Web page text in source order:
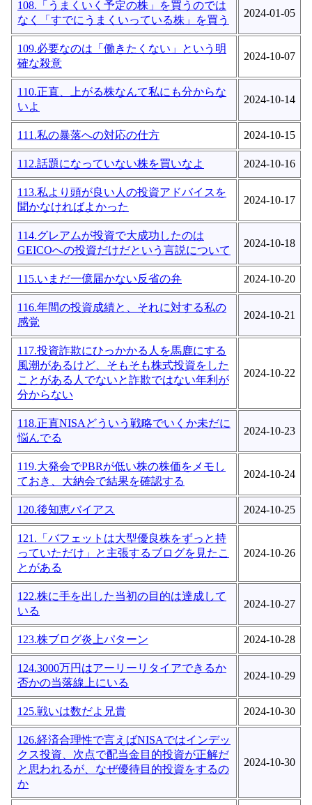
108.「うまくいく予定の株」を買うのでは
なく「すでにうまくいっている株」を買う
2024-01-05
109.必要なのは「働きたくない」という明
確な殺意
2024-10-07
110.正直、上がる株なんて私にも分からな
いよ
2024-10-14
111.私の暴落への対応の仕方 2024-10-15
112.話題になっていない株を買いなよ 2024-10-16
113.私より頭が良い人の投資アドバイスを
聞かなければよかった
2024-10-17
114.グレアムが投資で大成功したのは
GEICOへの投資だけだという言説について
2024-10-18
115.いまだ一億届かない反省の弁 2024-10-20
116.年間の投資成績と、それに対する私の
感覚
2024-10-21
117.投資詐欺にひっかかる人を馬鹿にする
風潮があるけど、そもそも株式投資をした
ことがある人でないと詐欺ではない年利が
分からない
2024-10-22
118.正直NISAどういう戦略でいくか未だに
悩んでる
2024-10-23
119.大発会でPBRが低い株の株価をメモし
ておき、大納会で結果を確認する
2024-10-24
120.後知恵バイアス 2024-10-25
121.「バフェットは大型優良株をずっと持
っていただけ」と主張するブログを見たこ
とがある
2024-10-26
122.株に手を出した当初の目的は達成して
いる
2024-10-27
123.株ブログ炎上パターン 2024-10-28
124.3000万円はアーリーリタイアできるか
否かの当落線上にいる
2024-10-29
125.戦いは数だよ兄貴 2024-10-30
126.経済合理性で言えばNISAではインデッ
クス投資、次点で配当金目的投資が正解だ
と思われるが、なぜ優待目的投資をするの
か
2024-10-30